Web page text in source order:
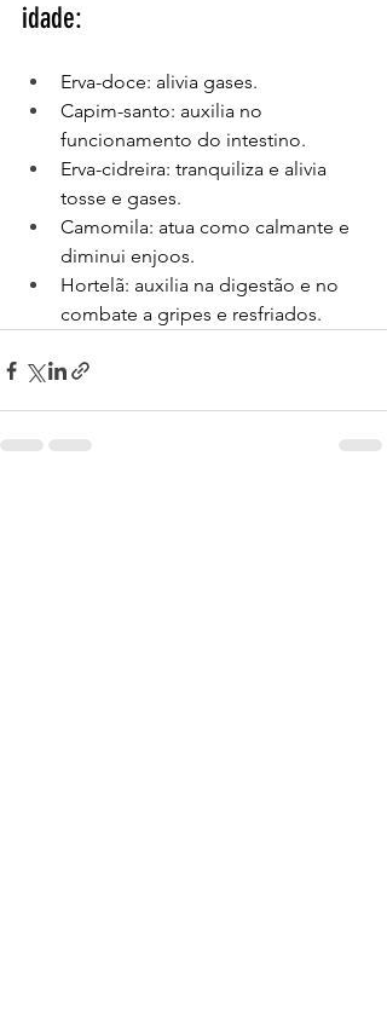
idade:
Erva-doce: alivia gases.
Capim-santo: auxilia no
funcionamento do intestino.
Erva-cidreira: tranquiliza e alivia
tosse e gases.
Camomila: atua como calmante e
diminui enjoos.
Hortelã: auxilia na digestão e no
combate a gripes e resfriados.